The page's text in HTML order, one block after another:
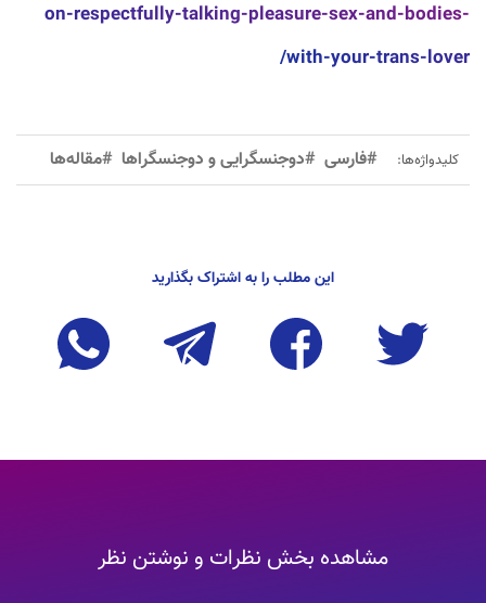
on-respectfully-talking-pleasure-sex-and-bodies-
with-your-trans-lover/
کلیدواژه‌ها: #فارسی #دوجنسگرایی و دوجنسگراها #مقاله‌ها
این مطلب را به اشتراک بگذارید
مشاهده بخش نظرات و نوشتن نظر